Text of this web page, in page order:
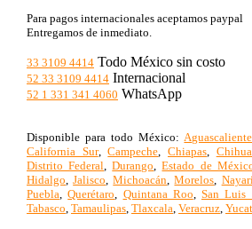
Para pagos internacionales aceptamos paypal
Entregamos de inmediato.
33 3109 4414 Todo México sin costo
52 33 3109 4414 Internacional
52 1 331 341 4060 WhatsApp
Disponible para todo México:
California Sur,Campeche,Chiapas,
Distrito Federal,Durango,Estado de
Hidalgo,Jalisco,Michoacán,Morelos,
Puebla,Querétaro, Quintana Roo, San Luis
Tabasco, Tamaulipas, Tlaxcala, Veracruz,